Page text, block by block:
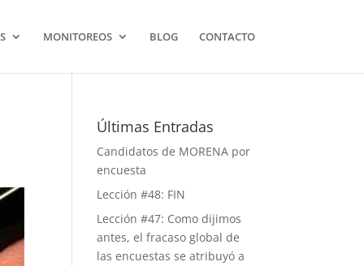
MONITOREOS BLOG CONTACTO
Últimas Entradas
Candidatos de MORENA por
encuesta
Lección #48: FIN
Lección #47: Como dijimos
antes, el fracaso global de
las encuestas se atribuyó a